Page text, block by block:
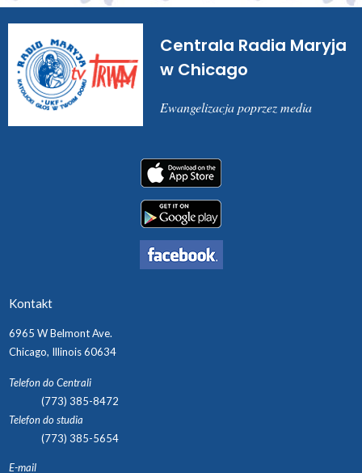
Centrala Radia Maryja
wChicago
Ewangelizacja poprzez media
Kontakt
6965 W Belmont Ave.
Chicago, Illinois 60634
Telefon do Centrali
(773) 385-8472
Telefon do studia
(773) 385-5654
E-mail